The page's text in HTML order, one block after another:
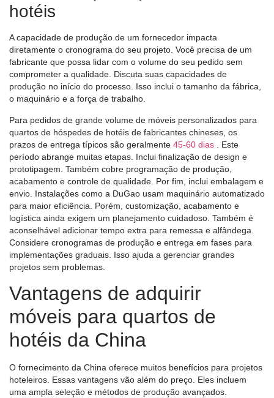
hotéis
A capacidade de produção de um fornecedor impacta
diretamente o cronograma do seu projeto. Você precisa de um
fabricante que possa lidar com o volume do seu pedido sem
comprometer a qualidade. Discuta suas capacidades de
produção no início do processo. Isso inclui o tamanho da fábrica,
o maquinário e a força de trabalho.
Para pedidos de grande volume de móveis personalizados para
quartos de hóspedes de hotéis de fabricantes chineses, os
prazos de entrega típicos são geralmente 45-60 dias
. Este
período abrange muitas etapas. Inclui finalização de design e
prototipagem. Também cobre programação de produção,
acabamento e controle de qualidade. Por fim, inclui embalagem e
envio. Instalações como a DuGao usam maquinário automatizado
para maior eficiência. Porém, customização, acabamento e
logística ainda exigem um planejamento cuidadoso. Também é
aconselhável adicionar tempo extra para remessa e alfândega.
Considere cronogramas de produção e entrega em fases para
implementações graduais. Isso ajuda a gerenciar grandes
projetos sem problemas.
Vantagens de adquirir
móveis para quartos de
hotéis da China
O fornecimento da China oferece muitos benefícios para projetos
hoteleiros. Essas vantagens vão além do preço. Eles incluem
uma ampla seleção e métodos de produção avançados.